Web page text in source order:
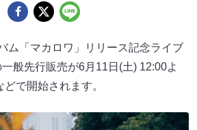
ム「マカロワ」リリース記念ライブ
一般先行販売が6月11日(土) 12:00よ
で開始されます。